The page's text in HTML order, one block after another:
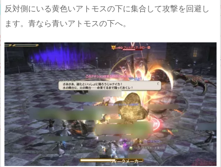
反対側にいる黄色いアトモスの下に集合して攻撃を回避し
ます。青なら青いアトモスの下へ。